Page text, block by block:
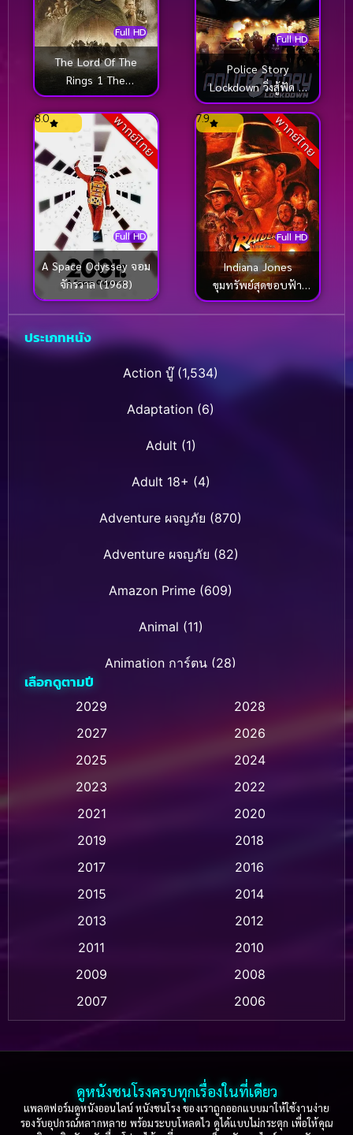
Full HD
The Lord Of The
Rings 1 The
Fellowship Of The
Ring อภินิหารแหวน
ครองพิภพ (2001)
Full HD
Police Story
Lockdown วิ่งสู้ฟัด 6
(2013)
พากย์ไทย
Full HD
8.0
A Space Odyssey จอม
จักรวาล (1968)
พากย์ไทย
Full HD
7.9
Indiana Jones
ขุมทรัพย์สุดขอบฟ้า
(1981)
ประเภทหนัง
Action บู๊(1,534)
Adaptation (6)
Adult (1)
Adult 18+ (4)
Adventure ผจญภัย (870)
Adventure ผจญภัย (82)
Amazon Prime (609)
Animal (11)
Animation การ์ตูน (28)
Animation การ์ตูน (235)
Animation การ์ตูน (32)
Animation แอนิเมชั่น (1)
Animation แอนิเมชัน (1)
Based on a True Story เรื่องจริง(36)
Based on Novel(16)
เลือกดูตามปี
2029
2028
2027
2026
2025
2024
2023
2022
2021
2020
2019
2018
2017
2016
2015
2014
2013
2012
2011
2010
2009
2008
2007
2006
2003
2002
2001
2000
1999
1998
ดูหนังชนโรงครบทุกเรื่องในที่เดียว
แพลตฟอร์มดูหนังออนไลน์ หนังชนโรง ของเราถูกออกแบบมาให้ใช้งานง่าย
รองรับอุปกรณ์หลากหลาย พร้อมระบบโหลดไว ดูได้แบบไม่กระตุก เพื่อให้คุณ